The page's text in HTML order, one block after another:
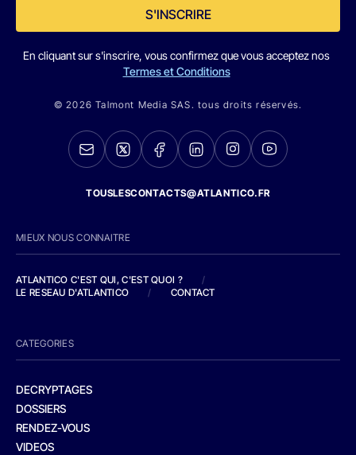
S'INSCRIRE
En cliquant sur s'inscrire, vous confirmez que vous acceptez nos
Termes et Conditions
© 2026 Talmont Media SAS. tous droits réservés.
TOUSLESCONTACTS@ATLANTICO.FR
MIEUX NOUS CONNAITRE
ATLANTICO C'EST QUI, C'EST QUOI ?
/
LE RESEAU D'ATLANTICO
/ CONTACT
CATEGORIES
DECRYPTAGES
DOSSIERS
RENDEZ-VOUS
VIDEOS